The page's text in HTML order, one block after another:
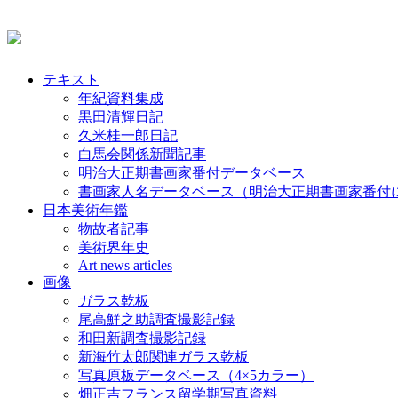
テキスト
年紀資料集成
黒田清輝日記
久米桂一郎日記
白馬会関係新聞記事
明治大正期書画家番付データベース
書画家人名データベース（明治大正期書画家番付
日本美術年鑑
物故者記事
美術界年史
Art news articles
画像
ガラス乾板
尾高鮮之助調査撮影記録
和田新調査撮影記録
新海竹太郎関連ガラス乾板
写真原板データベース（4×5カラー）
畑正吉フランス留学期写真資料